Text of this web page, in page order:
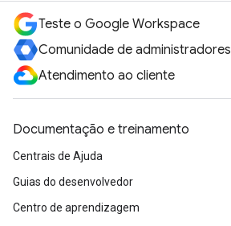
Teste o Google Workspace
Comunidade de administradores
Atendimento ao cliente
Documentação e treinamento
Centrais de Ajuda
Guias do desenvolvedor
Centro de aprendizagem